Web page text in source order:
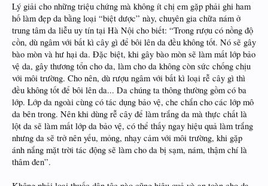
Lý giải cho những triệu chứng mà không ít chị em gặp phải ghi ham
hố làm đẹp da bằng loại “biệt dược” này, chuyên gia chữa nám ở
trung tâm da liễu uy tín tại Hà Nội cho biết: “Trong rượu có nồng độ
cồn, dù ngâm với bất kì cây gì để bôi lên da đều không tốt. Nó sẽ gây
bào mòn và hư hại da. Đặc biệt, khi gây bào mòn sẽ làm mất lớp bảo
vệ da, gây thương tổn cho da, làm cho da không còn sức chống chịu
với môi trường. Cho nên, dù rượu ngâm với bất kì loại rễ cây gì thì
đều không tốt để bôi lên da... Da chúng ta thông thường gồm có ba
lớp. Lớp da ngoài cùng có tác dụng bảo vệ, che chắn cho các lớp mô
da bên trong. Nên khi dùng rễ cây để làm trắng da mà thực chất là
lột da sẽ làm mất lớp da bảo vệ, có thể thấy ngay hiệu quả làm trắng
nhưng da sẽ trở nên yếu, mỏng, nhạy cảm với môi trường, khi gặp
ánh nắng mặt trời tác động sẽ làm cho da bị sạm, nám, thậm chí là
thâm đen”.